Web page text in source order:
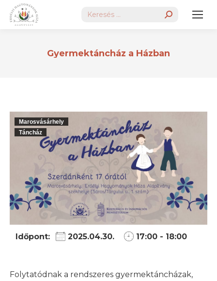
Search:
Gyermektáncház a Házban
Marosvásárhely
Táncház
Időpont: 2025.04.30. 17:00 - 18:00
Folytatódnak a rendszeres gyermektáncházak,